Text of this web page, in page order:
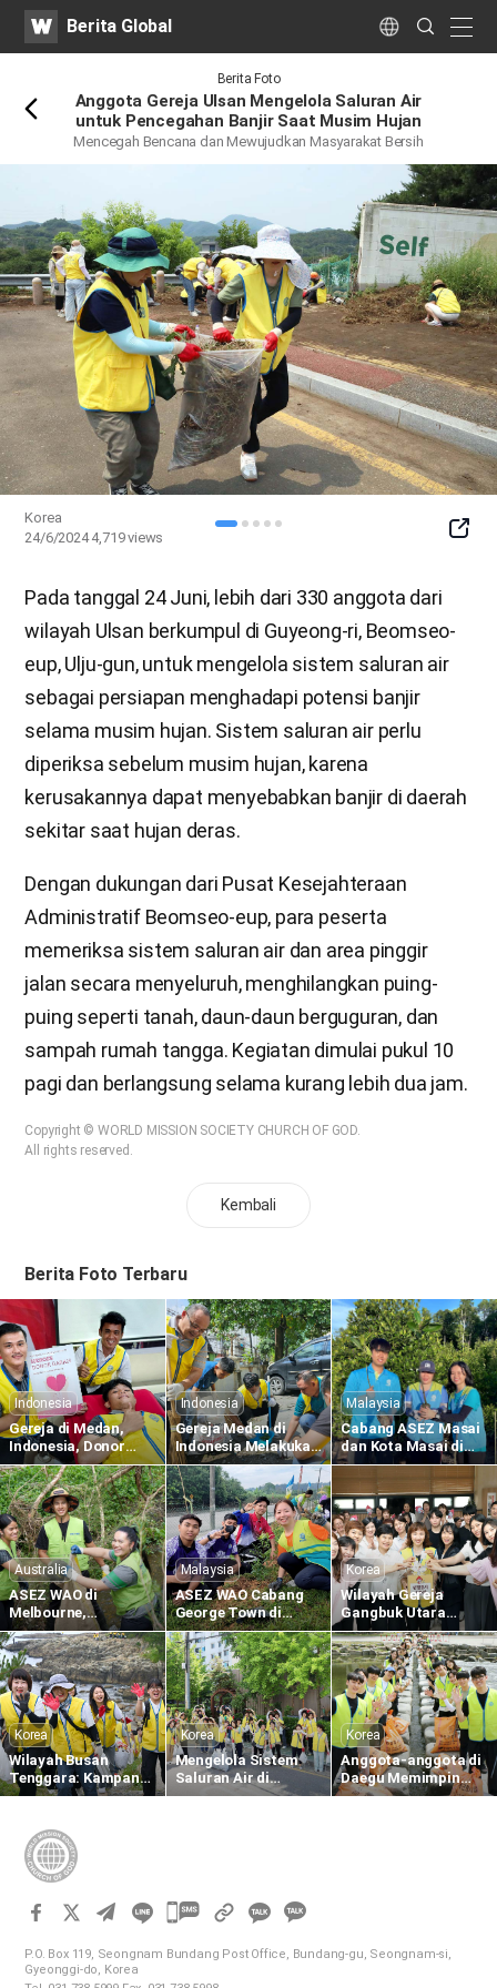
WATVBerita Global Language
Search
Submit
Berita Foto
Anggota Gereja Ulsan Mengelola Saluran Air
untuk Pencegahan Banjir Saat Musim Hujan
Mencegah Bencana dan Mewujudkan Masyarakat Bersih
Korea
24/6/2024 4,719views
SNS
Pada tanggal 24 Juni, lebih dari 330 anggota dari
wilayah Ulsan berkumpul di Guyeong-ri, Beomseo-
eup, Ulju-gun, untuk mengelola sistem saluran air
sebagai persiapan menghadapi potensi banjir
selama musim hujan. Sistem saluran air perlu
diperiksa sebelum musim hujan, karena
kerusakannya dapat menyebabkan banjir di daerah
sekitar saat hujan deras.
Dengan dukungan dari Pusat Kesejahteraan
Administratif Beomseo-eup, para peserta
memeriksa sistem saluran air dan area pinggir
jalan secara menyeluruh, menghilangkan puing-
puing seperti tanah, daun-daun berguguran, dan
sampah rumah tangga. Kegiatan dimulai pukul 10
pagi dan berlangsung selama kurang lebih dua jam.
Copyright © WORLD MISSION SOCIETY CHURCH OF GOD.
All rights reserved.
Kembali
Berita Foto Terbaru
Indonesia
Gereja di Medan,
Indonesia, Donor
Darah Sedunia ke-
1.634 untuk
Memberikan
Kehidupan Melalui
Kasih Paskah
Indonesia
Gereja Medan di
Indonesia Melakukan
Pembersihan di
Kompeks Merbau
Mas
Malaysia
Cabang ASEZ Masai
dan Kota Masai di
Malaysia Menanam
Bibit Bakau di Sungai
Pulai
Australia
ASEZ WAO di
Melbourne,
Australia,
Melaksanakan
Pembersihan di
Dekat Koonung Creek
Malaysia
ASEZ WAO Cabang
George Town di
Malaysia Menanam
Bibit Eugenia di
Sekolah Menengah
Kebangsaan Taman
Widuri
Korea
Wilayah Gereja
Gangbuk Utara
Mengadakan Donor
Darah di Pusat
Darah Dongbu Seoul
Korea
Wilayah Busan
Tenggara: Kampanye
Menghapus Jejak
Korea
Mengelola Sistem
Saluran Air di
Wilayah Gangseo
Korea
Anggota-anggota di
Daegu Memimpin
Kampanye
카
오
카
오
P.O. Box 119, Seongnam Bundang Post Office, Bundang-gu, Seongnam-si,
Gyeonggi-do, Korea